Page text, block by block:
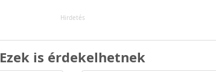
Ezek is érdekelhetnek